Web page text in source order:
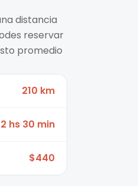
distancia
reservar
promedio
210 km
2 hs 30 min
$440